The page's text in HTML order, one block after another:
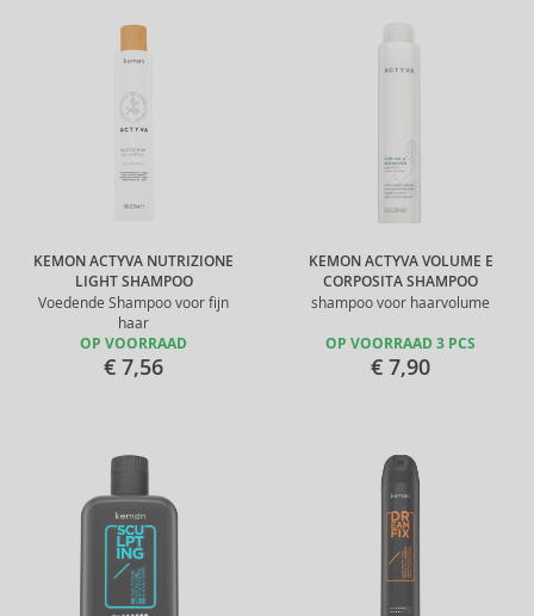
KEMON ACTYVA NUTRIZIONE
LIGHT SHAMPOO
Voedende Shampoo voor fijn
haar
OP VOORRAAD
€ 7,56
KEMON ACTYVA VOLUME E
CORPOSITA SHAMPOO
shampoo voor haarvolume
OP VOORRAAD 3 PCS
€ 7,90